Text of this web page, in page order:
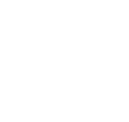
voor
die veel
tot